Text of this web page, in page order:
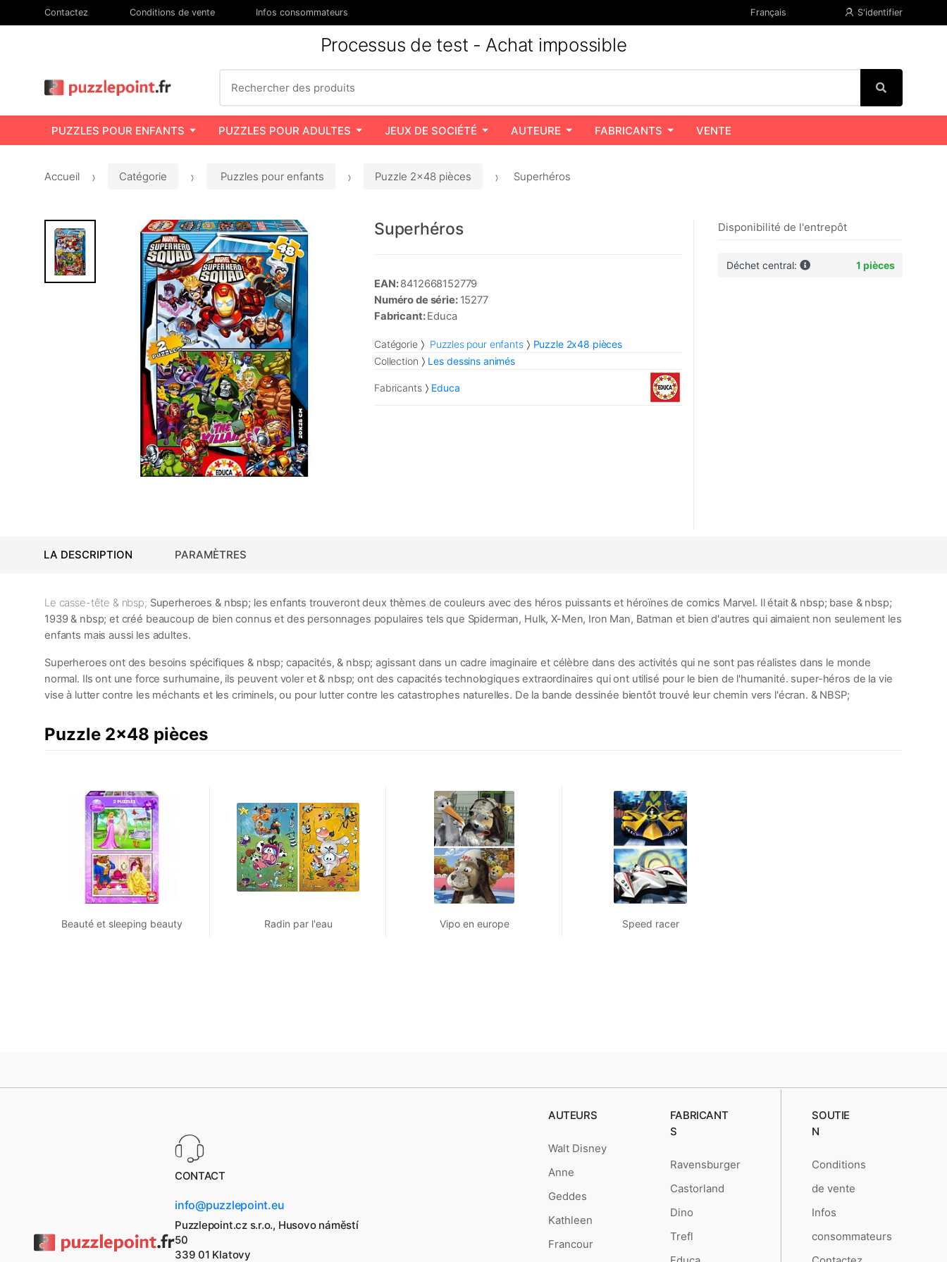
Contactez Conditions de vente Infos consommateurs Français S'identifier
Processus de test - Achat impossible
PUZZLES POUR ENFANTS PUZZLES POUR ADULTES JEUX DE SOCIÉTÉ AUTEURE FABRICANTS VENTE
Accueil Catégorie Puzzles pour enfants Puzzle 2x48 pièces Superhéros
Superhéros
EAN:8412668152779
Numéro de série: 15277
Fabricant:Educa
Catégorie Puzzles pour enfants
Puzzle 2x48 pièces
Collection
Les dessins animés
Fabricants Educa
Disponibilité de l'entrepôt
Déchet central: 1 pièces
LA DESCRIPTION PARAMÈTRES
Le casse-tête & nbsp; Superheroes & nbsp; les enfants trouveront deux thèmes de couleurs avec des héros puissants et héroïnes de comics Marvel. Il était & nbsp; base & nbsp;
1939 & nbsp; et créé beaucoup de bien connus et des personnages populaires tels que Spiderman, Hulk, X-Men, Iron Man, Batman et bien d'autres qui aimaient non seulement les
enfants mais aussi les adultes.
Superheroes ont des besoins spécifiques & nbsp; capacités, & nbsp; agissant dans un cadre imaginaire et célèbre dans des activités qui ne sont pas réalistes dans le monde
normal. Ils ont une force surhumaine, ils peuvent voler et & nbsp; ont des capacités technologiques extraordinaires qui ont utilisé pour le bien de l'humanité. super-héros de la vie
vise à lutter contre les méchants et les criminels, ou pour lutter contre les catastrophes naturelles. De la bande dessinée bientôt trouvé leur chemin vers l'écran. & NBSP;
Puzzle 2x48 pièces
Beauté et sleeping beauty Radin par l'eau Vipo en europe Speed ​​racer
CONTACT
info@puzzlepoint.eu
Puzzlepoint.cz s.r.o., Husovo náměstí
50
339 01 Klatovy
AUTEURS
Walt Disney
Anne
Geddes
Kathleen
Francour
FABRICANT
S
Ravensburger
Castorland
Dino
Trefl
SOUTIE
N
Conditions
de vente
Infos
consommateurs